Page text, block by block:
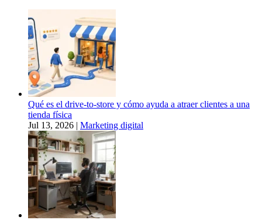
Qué es el drive-to-store y cómo ayuda a atraer clientes a una
tienda física
Jul 13, 2026 | Marketing digital